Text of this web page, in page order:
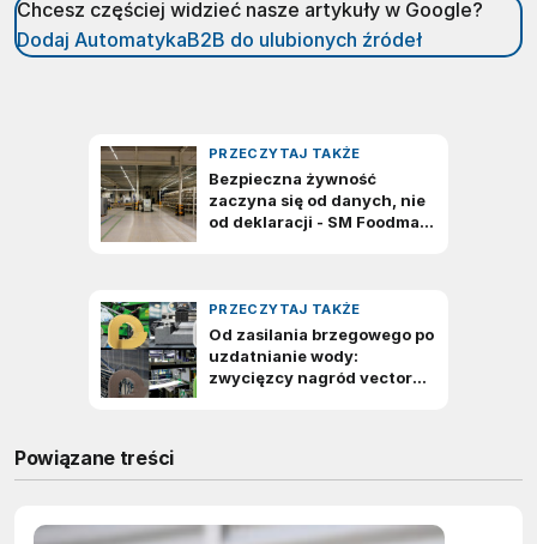
Chcesz częściej widzieć nasze artykuły w Google?
Dodaj AutomatykaB2B do ulubionych źródeł
Powiązane treści